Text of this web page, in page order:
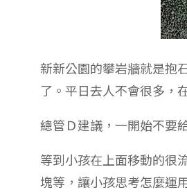
新新公園的攀岩牆就是抱
了。平日去人不會很多，
總管Ｄ建議，一開始不要
等到小孩在上面移動的很
塊等，讓小孩思考怎麼運